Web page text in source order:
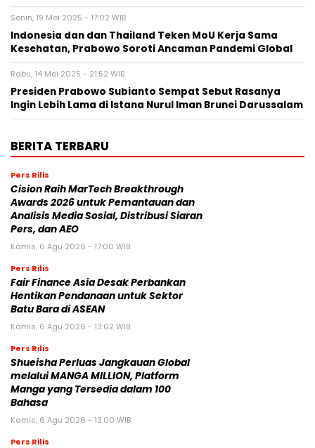
Senin, 19 Mei 2025 - 17:02 WIB
Indonesia dan dan Thailand Teken MoU Kerja Sama
Kesehatan, Prabowo Soroti Ancaman Pandemi Global
Rabu, 14 Mei 2025 - 21:52 WIB
Presiden Prabowo Subianto Sempat Sebut Rasanya
Ingin Lebih Lama di Istana Nurul Iman Brunei Darussalam
BERITA TERBARU
Pers Rilis
Cision Raih MarTech Breakthrough
Awards 2026 untuk Pemantauan dan
Analisis Media Sosial, Distribusi Siaran
Pers, dan AEO
Kamis, 6 Agu 2026 - 17:00 WIB
Pers Rilis
Fair Finance Asia Desak Perbankan
Hentikan Pendanaan untuk Sektor
Batu Bara di ASEAN
Kamis, 6 Agu 2026 - 13:02 WIB
Pers Rilis
Shueisha Perluas Jangkauan Global
melalui MANGA MILLION, Platform
Manga yang Tersedia dalam 100
Bahasa
Kamis, 6 Agu 2026 - 13:00 WIB
Pers Rilis